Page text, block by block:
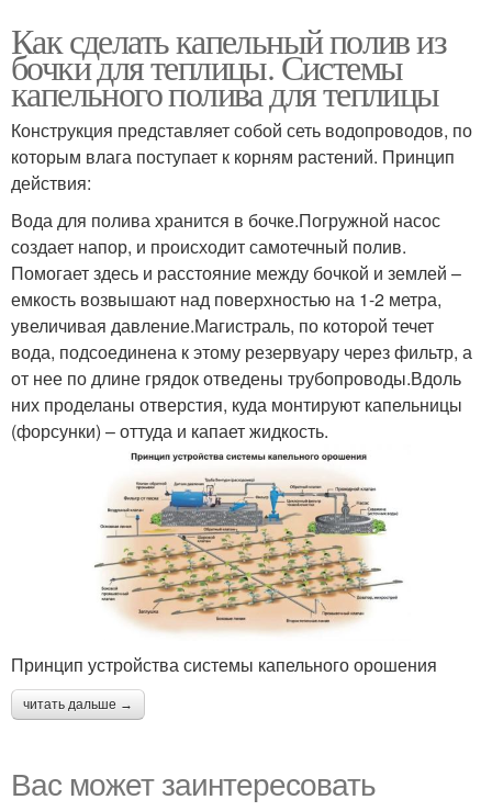
Как сделать капельный полив из
бочки для теплицы. Системы
капельного полива для теплицы
Конструкция представляет собой сеть водопроводов, по
которым влага поступает к корням растений. Принцип
действия:
Вода для полива хранится в бочке.Погружной насос
создает напор, и происходит самотечный полив.
Помогает здесь и расстояние между бочкой и землей –
емкость возвышают над поверхностью на 1-2 метра,
увеличивая давление.Магистраль, по которой течет
вода, подсоединена к этому резервуару через фильтр, а
от нее по длине грядок отведены трубопроводы.Вдоль
них проделаны отверстия, куда монтируют капельницы
(форсунки) – оттуда и капает жидкость.
Принцип устройства системы капельного орошения
читать дальше →
Вас может заинтересовать